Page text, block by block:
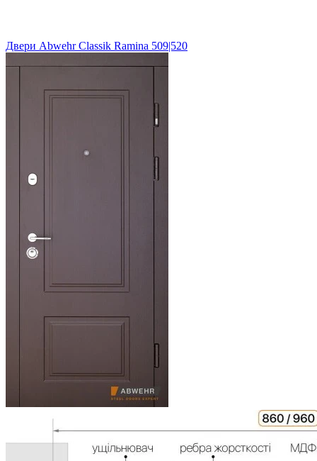
Двери Abwehr Classik Ramina 509|520